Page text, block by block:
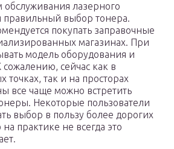
лазерного
правильный выбор тонера.
покупать заправочные
магазинах. При
модель оборудования и
сейчас как в
точках, так и на просторах
все чаще можно встретить
Некоторые пользователи
выбор в пользу более дорогих
практике не всегда это